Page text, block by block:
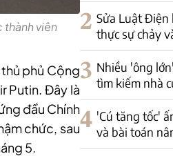
thành viên
phủ Cộng
Putin. Đây là
đầu Chính
chức, sau
5.
2 Sửa Luật Điện
thực sự chảy
3 Nhiều 'ông
tìm kiếm nhà
4 'Cú tăng tốc'
và bài toán